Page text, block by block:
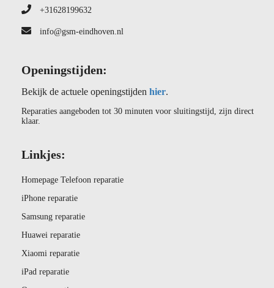
+31628199632
info@gsm-eindhoven.nl
Openingstijden:
Bekijk de actuele openingstijden hier.
Reparaties aangeboden tot 30 minuten voor sluitingstijd, zijn direct
klaar.
Linkjes:
Homepage Telefoon reparatie
iPhone reparatie
Samsung reparatie
Huawei reparatie
Xiaomi reparatie
iPad reparatie